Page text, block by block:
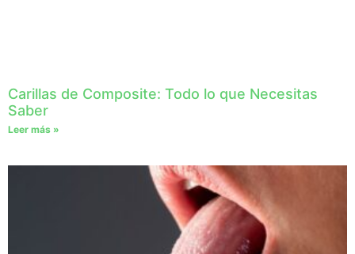
Carillas de Composite: Todo lo que Necesitas
Saber
Leer más »